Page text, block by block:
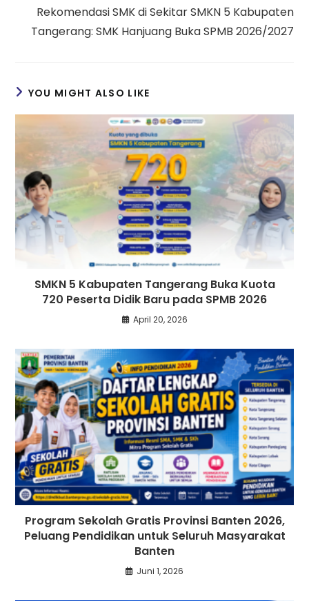
Rekomendasi SMK di Sekitar SMKN 5 Kabupaten
Tangerang: SMK Hanjuang Buka SPMB 2026/2027
YOU MIGHT ALSO LIKE
SMKN 5 Kabupaten Tangerang Buka Kuota
720 Peserta Didik Baru pada SPMB 2026
April 20, 2026
Program Sekolah Gratis Provinsi Banten 2026,
Peluang Pendidikan untuk Seluruh Masyarakat
Banten
Juni 1, 2026